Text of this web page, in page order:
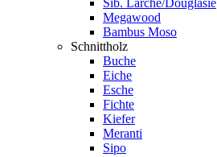
Sib. Lärche/Douglasie
Megawood
Bambus Moso
Schnittholz
Buche
Eiche
Esche
Fichte
Kiefer
Meranti
Sipo